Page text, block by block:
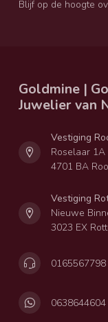
Blijf op de hoogte
Goldmine |
Juwelier van
Vestiging
Roselaar 1A
4701 BA
Vestiging
Nieuwe
3023 EX
0165567798
0638644604